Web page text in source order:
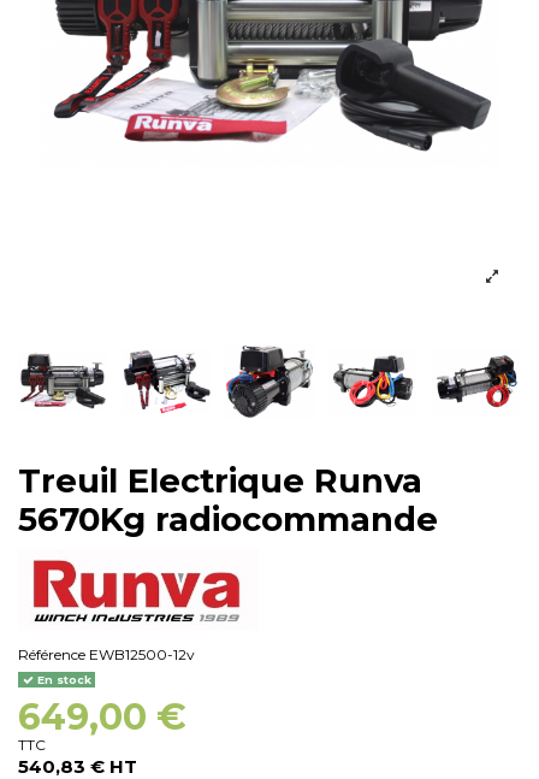
Treuil Electrique Runva
5670Kg radiocommande
Référence EWB12500-12v
En stock
649,00 €
TTC
540,83 € HT